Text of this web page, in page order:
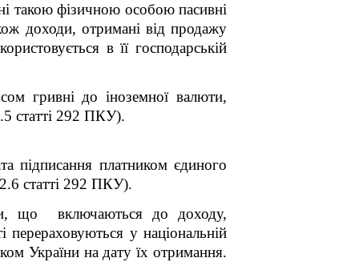
такою фізичною особою пасивні
доходи, отримані від продажу
в її господарській
гривні до іноземної валюти,
статті 292 ПКУ).
підписання платником єдиного
статті 292 ПКУ).
що включаються до доходу,
перераховуються у національній
України на дату їх отримання.